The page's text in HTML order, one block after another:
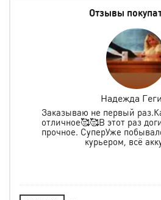
Отзывы
Надежда
Заказываю не первый
отличное🥰🥰В этот раз
прочное. СуперУже
курьером, всё